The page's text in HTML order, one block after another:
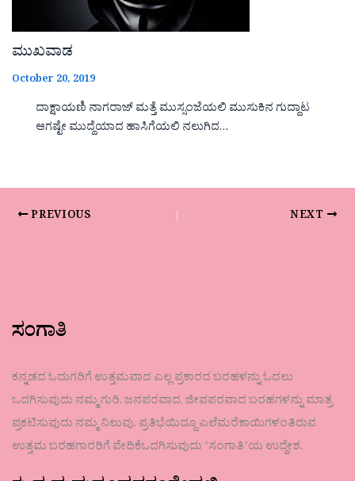
ಮುಖವಾಡ
October 20, 2019
ದಾಕ್ಷಾಯಣಿ ನಾಗರಾಜ್ ಮತ್ತೆ ಮುಸ್ಸಂಜೆಯಲಿ ಮುಸುಕಿನ ಗುದ್ದಾಟ
ಆಗಷ್ಟೇ ಮುದ್ದೆಯಾದ ಹಾಸಿಗೆಯಲಿ ನಲುಗಿದ…
PREVIOUS NEXT
ಸಂಗಾತಿ
ಕನ್ನಡದ ಓದುಗರಿಗೆ ಉತ್ತಮವಾದ ಎಲ್ಲ ಪ್ರಕಾರದ ಬರಹಳನ್ನು ಓದಲು
ಒದಗಿಸುವುದು ನಮ್ಮ ಗುರಿ. ಜನಪರವಾದ, ಜೀವಪರವಾದ ಬರಹಗಳನ್ನು ಮಾತ್ರ
ಪ್ರಕಟಿಸುವುದು ನಮ್ಮ ನಿಲುವು. ಪ್ರತಿಭೆಯಿದ್ದೂ ಎಲೆಮರೆಕಾಯಿಗಳಂತಿರುವ
ಉತ್ತಮ ಬರಹಗಾರರಿಗೆ ವೇದಿಕೆಒದಗಿಸುವುದು ʼಸಂಗಾತಿʼಯ ಉದ್ದೇಶ.